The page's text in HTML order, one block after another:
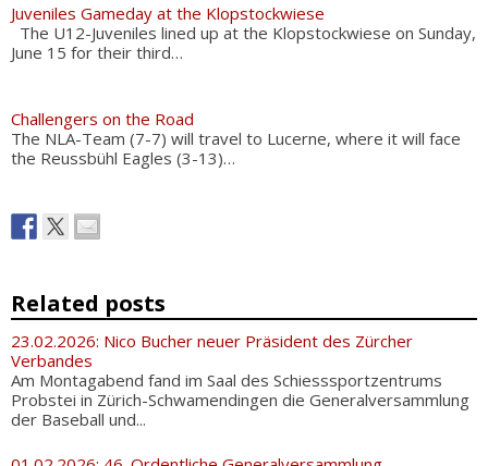
Juveniles Gameday at the Klopstockwiese
The U12-Juveniles lined up at the Klopstockwiese on Sunday,
June 15 for their third…
Challengers on the Road
The NLA-Team (7-7) will travel to Lucerne, where it will face
the Reussbühl Eagles (3-13)…
Related posts
23.02.2026: Nico Bucher neuer Präsident des Zürcher
Verbandes
Am Montagabend fand im Saal des Schiesssportzentrums
Probstei in Zürich-Schwamendingen die Generalversammlung
der Baseball und...